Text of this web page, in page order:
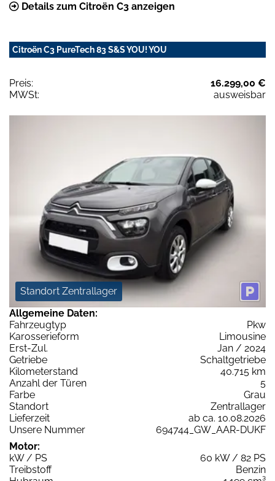
Details zum Citroën C3 anzeigen
Citroën C3 PureTech 83 S&S YOU! YOU
Preis:
16.299,00 €
MWSt:
ausweisbar
Standort Zentrallager
Allgemeine Daten:
Fahrzeugtyp
Pkw
Karosserieform
Limousine
Erst-Zul.
Jan / 2024
Getriebe
Schaltgetriebe
Kilometerstand
40.715 km
Anzahl der Türen
5
Farbe
Grau
Standort
Zentrallager
Lieferzeit
ab ca. 10.08.2026
Unsere Nummer
694744_GW_AAR-DUKF
Motor:
kW / PS
60 kW / 82 PS
Treibstoff
Benzin